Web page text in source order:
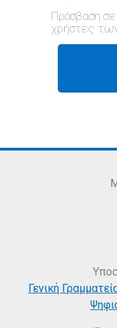
Πρόσβαση
χρήστες
Γενική